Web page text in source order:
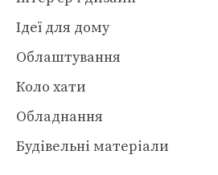
Ідеї для дому
Облаштування
Коло хати
Обладнання
Будівельні матеріали